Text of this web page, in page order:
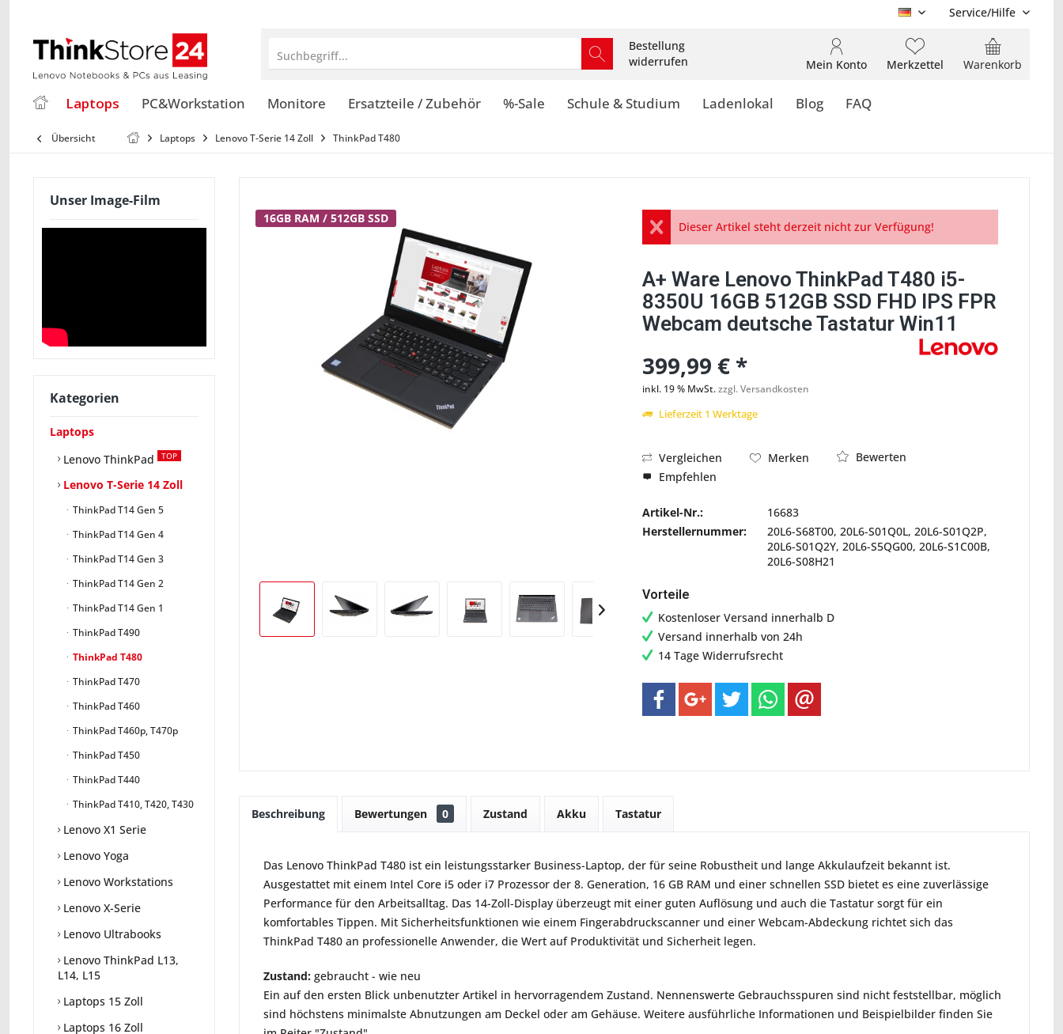
DE Service/Hilfe
Suchbegriff...
Bestellung
widerrufen
Warenkorb
Merkzettel
Mein Konto
Laptops PC&Workstation Monitore Ersatzteile / Zubehör %-Sale Schule & Studium Ladenlokal Blog FAQ
Übersicht Laptops Lenovo T-Serie 14 Zoll ThinkPad T480
Unser Image-Film
Kategorien
Laptops
Lenovo ThinkPad
TOP
Lenovo T-Serie 14 Zoll
ThinkPad T14 Gen 5
ThinkPad T14 Gen 4
ThinkPad T14 Gen 3
ThinkPad T14 Gen 2
ThinkPad T14 Gen 1
ThinkPad T490
ThinkPad T480
ThinkPad T470
ThinkPad T460
ThinkPad T460p, T470p
ThinkPad T450
ThinkPad T440
ThinkPad T410, T420, T430
Lenovo X1 Serie
Lenovo Yoga
Lenovo Workstations
Lenovo X-Serie
Lenovo Ultrabooks
Lenovo ThinkPad L13,
L14, L15
Laptops 15 Zoll
Laptops 16 Zoll
16GB RAM / 512GB SSD
Dieser Artikel steht derzeit nicht zur Verfügung!
A+ Ware Lenovo ThinkPad T480 i5-
8350U 16GB 512GB SSD FHD IPS FPR
Webcam deutsche Tastatur Win11
399,99 € *
inkl. 19 % MwSt.zzgl. Versandkosten
Lieferzeit 1 Werktage
Vergleichen Merken
Bewerten
Empfehlen
Artikel-Nr.:
16683
Herstellernummer:
20L6-S68T00, 20L6-S01Q0L, 20L6-S01Q2P,
20L6-S01Q2Y, 20L6-S5QG00, 20L6-S1C00B,
20L6-S08H21
Vorteile
Kostenloser Versand innerhalb D
Versand innerhalb von 24h
14 Tage Widerrufsrecht
Beschreibung Bewertungen 0 Zustand Akku Tastatur
Das Lenovo ThinkPad T480 ist ein leistungsstarker Business-Laptop, der für seine Robustheit und lange Akkulaufzeit bekannt ist.
Ausgestattet mit einem Intel Core i5 oder i7 Prozessor der 8. Generation, 16 GB RAM und einer schnellen SSD bietet es eine zuverlässige
Performance für den Arbeitsalltag. Das 14-Zoll-Display überzeugt mit einer guten Auflösung und auch die Tastatur sorgt für ein
komfortables Tippen. Mit Sicherheitsfunktionen wie einem Fingerabdruckscanner und einer Webcam-Abdeckung richtet sich das
ThinkPad T480 an professionelle Anwender, die Wert auf Produktivität und Sicherheit legen.
Zustand: gebraucht - wie neu
Ein auf den ersten Blick unbenutzter Artikel in hervorragendem Zustand. Nennenswerte Gebrauchsspuren sind nicht feststellbar, möglich
sind höchstens minimalste Abnutzungen am Deckel oder am Gehäuse. Weitere ausführliche Informationen und Beispielbilder finden Sie